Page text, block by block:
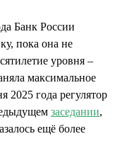
Банк России
пока она не
уровня –
максимальное
2025 года регулятор
заседании,
ещё более